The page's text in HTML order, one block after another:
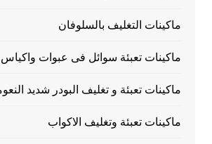
ماكينات التغليف بالسلوفان
ماكينات تعبئة سوائل فى عبوات واكياس
ماكينات تعبئة و تغليف البودر شديد
ماكينات تعبئة وتغليف الاكواب